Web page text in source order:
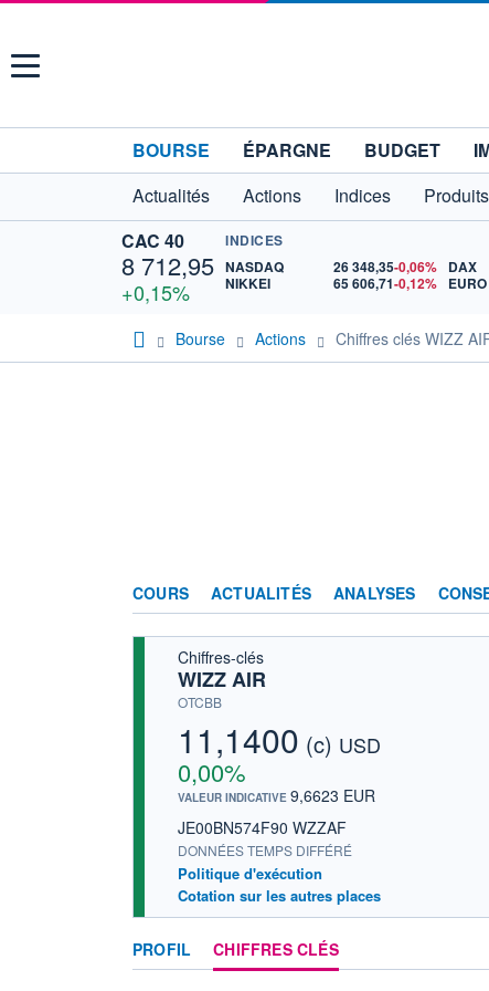
Menu
BOURSE ÉPARGNE BUDGET
Actualités
Actions Indices
CAC 40
8 712,95
+0,15%
INDICES
NASDAQ
26 348,35-0,06%
NIKKEI
65 606,71-0,12%
DAX
Bourse Actions Chiffres clés WIZZ
COURS ACTUALITÉS ANALYSES
Chiffres-clés
WIZZ AIR
OTCBB
11,1400 (c) USD
0,00%
VALEUR INDICATIVE 9,6623 EUR
JE00BN574F90 WZZAF
DONNÉES TEMPS DIFFÉRÉ
Politique d'exécution
Cotation sur les autres places
PROFIL CHIFFRES CLÉS